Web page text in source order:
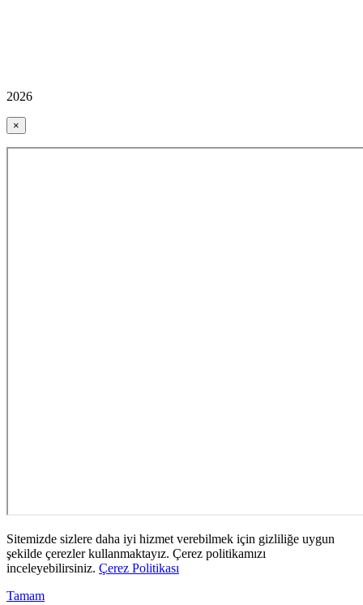
2026
×
Sitemizde sizlere daha iyi hizmet verebilmek için gizliliğe uygun
şekilde çerezler kullanmaktayız. Çerez politikamızı
inceleyebilirsiniz. Çerez Politikası
Tamam